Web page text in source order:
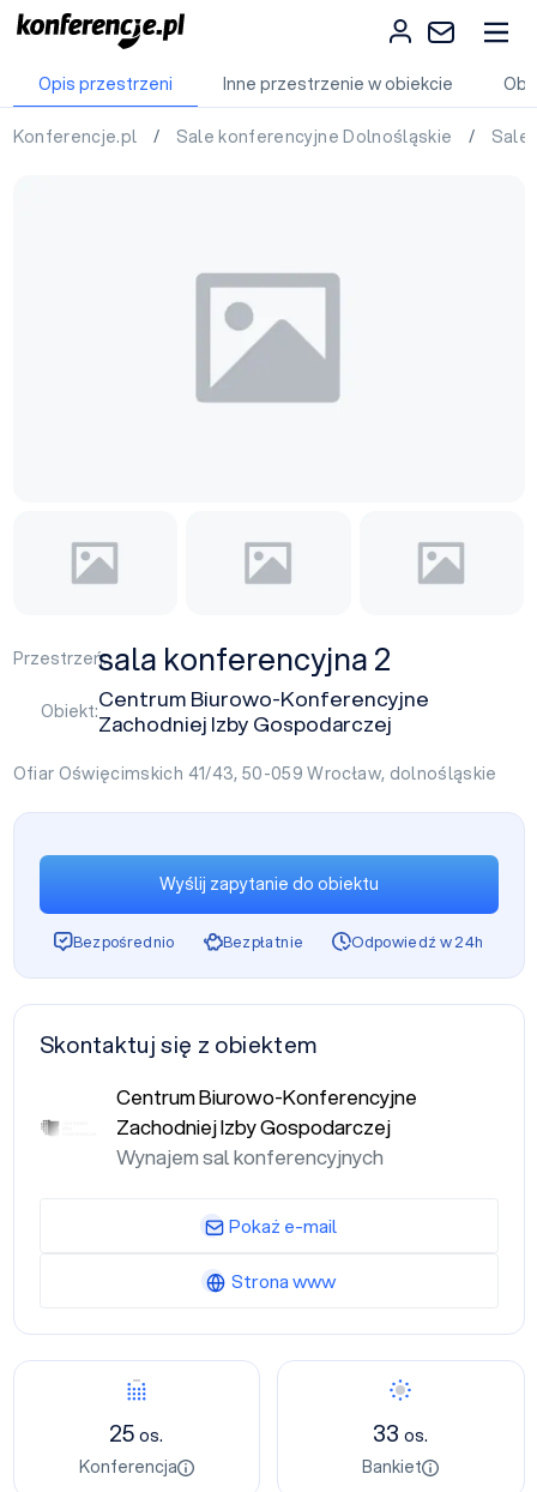
Opis przestrzeni Inne przestrzenie w obiekcie
Konferencje.pl / Sale konferencyjne Dolnośląskie / Sale
Przestrzeń:sala konferencyjna 2
Obiekt:Centrum Biurowo-Konferencyjne
Zachodniej Izby Gospodarczej
Ofiar Oświęcimskich 41/43, 50-059Wrocław, dolnośląskie
25os.
Konferencja
33os.
Bankiet
Wyślij zapytanie do obiektu
Bezpośrednio Bezpłatnie Odpowiedź w 24h
Skontaktuj się z obiektem
Centrum Biurowo-Konferencyjne
Zachodniej Izby Gospodarczej
Wynajem sal konferencyjnych
Pokaż e-mail
Strona www